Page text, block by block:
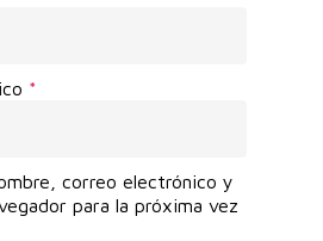
*
correo electrónico y
para la próxima vez